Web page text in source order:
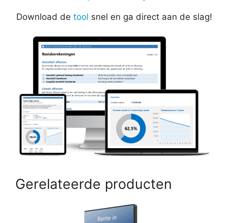
Download de tool snel en ga direct aan de slag!
Gerelateerde producten